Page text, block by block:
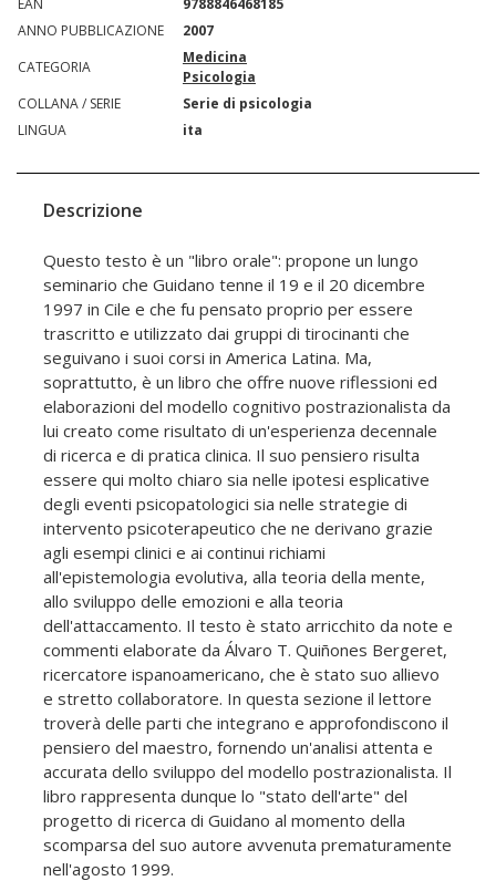
ANNO PUBBLICAZIONE
2007
CATEGORIA
Medicina
Psicologia
COLLANA / SERIE
Serie di psicologia
LINGUA
ita
Descrizione
Questo testo è un "libro orale": propone un lungo
seminario che Guidano tenne il 19 e il 20 dicembre
1997 in Cile e che fu pensato proprio per essere
trascritto e utilizzato dai gruppi di tirocinanti che
seguivano i suoi corsi in America Latina. Ma,
soprattutto, è un libro che offre nuove riflessioni ed
elaborazioni del modello cognitivo postrazionalista da
lui creato come risultato di un'esperienza decennale
di ricerca e di pratica clinica. Il suo pensiero risulta
essere qui molto chiaro sia nelle ipotesi esplicative
degli eventi psicopatologici sia nelle strategie di
intervento psicoterapeutico che ne derivano grazie
agli esempi clinici e ai continui richiami
all'epistemologia evolutiva, alla teoria della mente,
allo sviluppo delle emozioni e alla teoria
dell'attaccamento. Il testo è stato arricchito da note e
commenti elaborate da Álvaro T. Quiñones Bergeret,
ricercatore ispanoamericano, che è stato suo allievo
e stretto collaboratore. In questa sezione il lettore
troverà delle parti che integrano e approfondiscono il
pensiero del maestro, fornendo un'analisi attenta e
accurata dello sviluppo del modello postrazionalista. Il
libro rappresenta dunque lo "stato dell'arte" del
progetto di ricerca di Guidano al momento della
scomparsa del suo autore avvenuta prematuramente
nell'agosto 1999.